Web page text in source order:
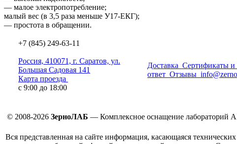
— малое электропотребление;
малый вес (в 3,5 раза меньше У17-ЕКГ);
— простота в обращении.
+7 (845) 249-63-11
Россия, 410071, г. Саратов, ул.
Большая Садовая 141
Карта проезда
с 9:00 до 18:00
Доставка Сертификаты и
ответ Отзывы
© 2008-2026 ЗерноЛАБ — Комплексное оснащение лабораторий
Вся представленная на сайте информация, касающаяся